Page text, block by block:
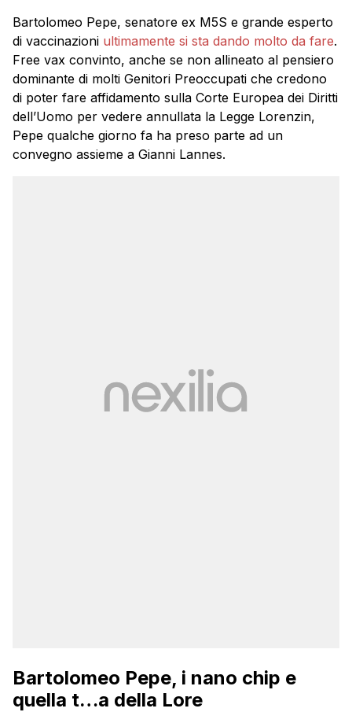
Bartolomeo Pepe, senatore ex M5S e grande esperto
di vaccinazioni ultimamente si sta dando molto da fare.
Free vax convinto, anche se non allineato al pensiero
dominante di molti Genitori Preoccupati che credono
di poter fare affidamento sulla Corte Europea dei Diritti
dell’Uomo per vedere annullata la Legge Lorenzin,
Pepe qualche giorno fa ha preso parte ad un
convegno assieme a Gianni Lannes.
Bartolomeo Pepe, i nano chip e
quella t…a della Lore